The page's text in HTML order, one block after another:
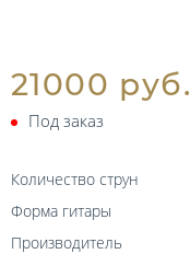
21000 руб.
Под заказ
Количество струн
Форма гитары
Производитель